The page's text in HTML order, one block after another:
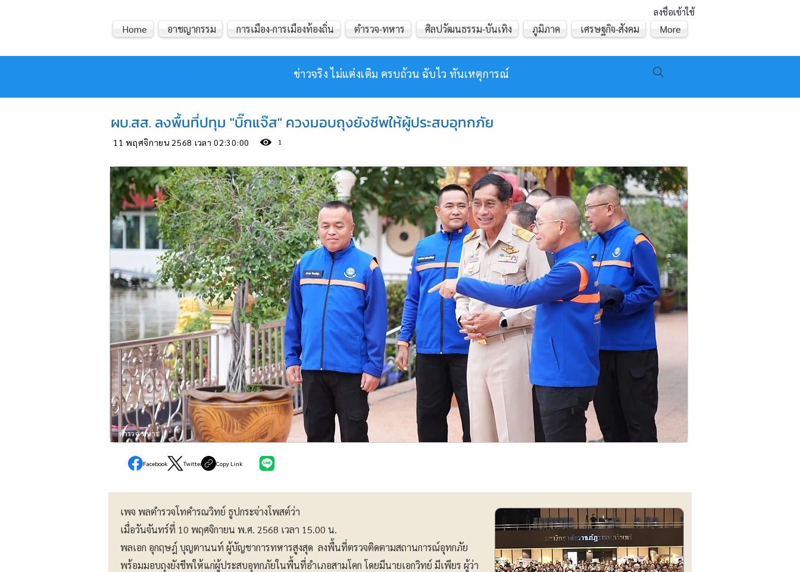
ลงชื่อเข้าใช้
ข่าวจริง ไม่แต่งเติม ครบถ้วน ฉับไว ทันเหตุการณ์
Home อาชญากรรม การเมือง-การเมืองท้องถิ่น ตำรวจ-ทหาร ศิลปวัฒนธรรม-บันเทิง ภูมิภาค เศรษฐกิจ-สังคม More
ผบ.สส. ลงพื้นที่ปทุม "บิ๊กแจ๊ส" ควงมอบถุงยังชีพให้ผู้ประสบอุทกภัย
11 พฤศจิกายน 2568 เวลา 02:30:00 1
ตำรวจ-ทหาร
Facebook Twitter Copy Link
เพจ พลตำรวจโทคำรณวิทย์ ธูปกระจ่างโพสต์ว่า
เมื่อวันจันทร์ที่ 10 พฤศจิกายน พ.ศ. 2568 เวลา 15.00 น.
พลเอก อุกฤษฎ์ บุญตานนท์ ผู้บัญชาการทหารสูงสุด ลงพื้นที่ตรวจติดตามสถานการณ์อุทกภัย
พร้อมมอบถุงยังชีพให้แก่ผู้ประสบอุทกภัยในพื้นที่อำเภอสามโคก โดยมีนายเอกวิทย์ มีเพียร ผู้ว่า